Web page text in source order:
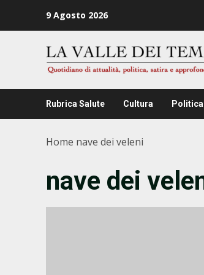
9 Agosto 2026
Rubrica Salute Cultura Politica
Home nave dei veleni
nave dei